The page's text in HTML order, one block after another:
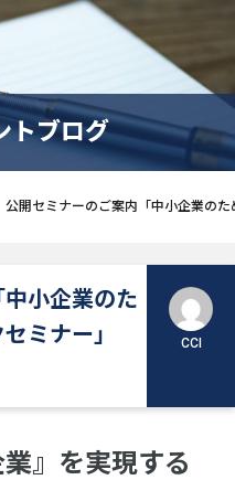
トブログ
公開セミナーのご案内「中小企業の
小企業のた
ミナー」
CCI
業』を実現する